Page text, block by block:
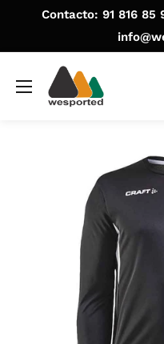
contenido
Contacto: 91 816
WE
SPORTED